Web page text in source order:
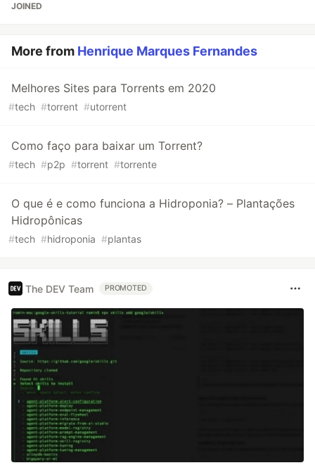
JOINED
More from Henrique Marques Fernandes
Melhores Sites para Torrents em 2020
#tech #torrent #utorrent
Como faço para baixar um Torrent?
#tech #p2p #torrent #torrente
O que é e como funciona a Hidroponia? – Plantações
Hidropônicas
#tech #hidroponia #plantas
The DEV Team PROMOTED